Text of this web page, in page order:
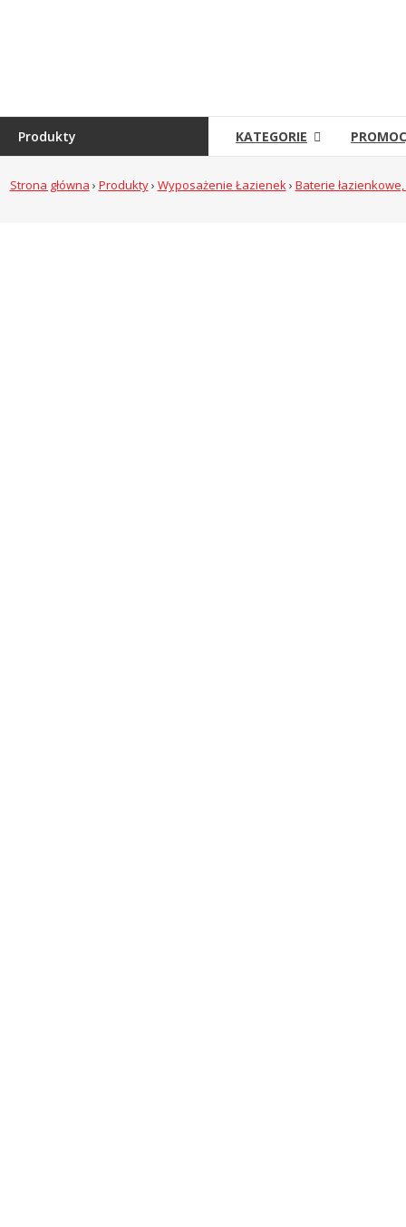
internetowy
Produkty KATEGORIE
Strona główna › Produkty› Wyposażenie Łazienek› Baterie